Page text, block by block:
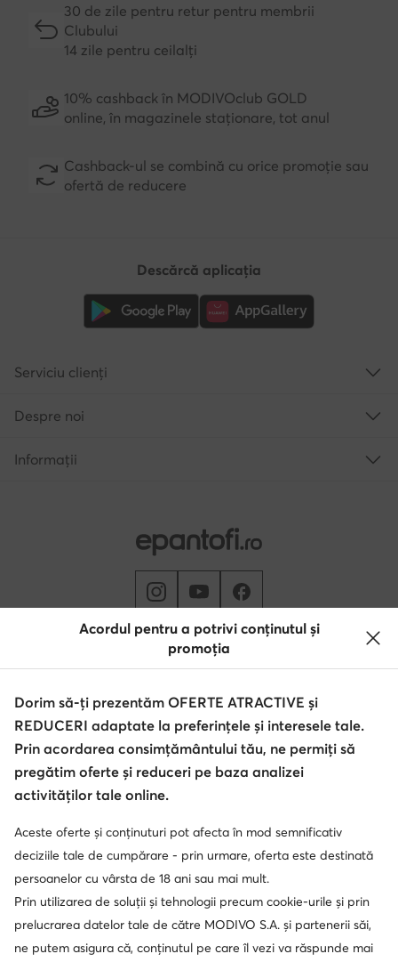
30 de zile pentru retur pentru membrii
Clubului
14 zile pentru ceilalți
10% cashback în MODIVOclub GOLD
online, în magazinele staționare, tot anul
Cashback-ul se combină cu orice promoție sau
ofertă de reducere
Schimbă țara: Rumunia (RO)
Descărcă aplicația
Serviciu clienți
Despre noi
Informații
© epantofi.ro 2026
Modifică setările
Politica de confidențialitate
Protecția datelor
Soluționarea alternativă a litigilor
Soluționarea online a litigilor
Acordul pentru a potrivi conținutul și
promoția
Dorim să-ți prezentăm OFERTE ATRACTIVE și
REDUCERI adaptate la preferințele și interesele tale.
Prin acordarea consimțământului tău, ne permiți să
pregătim oferte și reduceri pe baza analizei
activităților tale online.
Aceste oferte și conținuturi pot afecta în mod semnificativ
deciziile tale de cumpărare - prin urmare, oferta este destinată
persoanelor cu vârsta de 18 ani sau mai mult.
Prin utilizarea de soluții și tehnologii precum cookie-urile și prin
prelucrarea datelor tale de către MODIVO S.A. și partenerii săi,
ne putem asigura că, conținutul pe care îl vezi va răspunde mai